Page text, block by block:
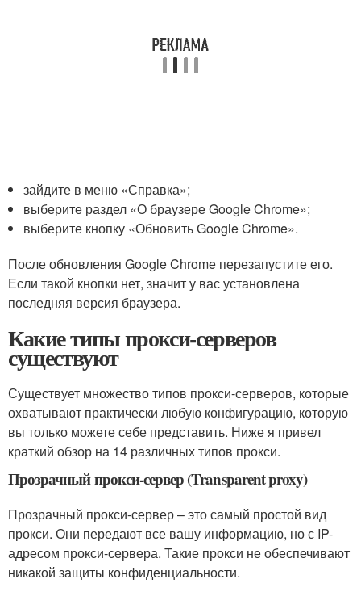
зайдите в меню «Справка»;
выберите раздел «О браузере Google Chrome»;
выберите кнопку «Обновить Google Chrome».
После обновления Google Chrome перезапустите его.
Если такой кнопки нет, значит у вас установлена
последняя версия браузера.
Какие типы прокси-серверов
существуют
Существует множество типов прокси-серверов, которые
охватывают практически любую конфигурацию, которую
вы только можете себе представить. Ниже я привел
краткий обзор на 14 различных типов прокси.
Прозрачный прокси-сервер (Transparent proxy)
Прозрачный прокси-сервер – это самый простой вид
прокси. Они передают все вашу информацию, но с IP-
адресом прокси-сервера. Такие прокси не обеспечивают
никакой защиты конфиденциальности.